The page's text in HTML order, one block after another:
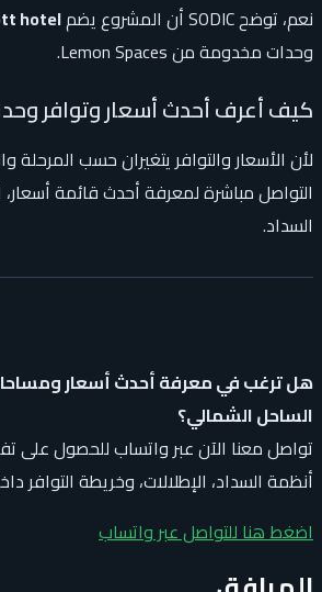
نعم، توضح SODIC أن المشروع يضم hotel
وحدات مخدومة من Lemon Spaces.
كيف أعرف أحدث أسعار وتوافر
لأن الأسعار والتوافر يتغيران حسب المرحلة
التواصل مباشرة لمعرفة أحدث قائمة
السداد.
هل ترغب في معرفة أحدث أسعار
الساحل الشمالي؟
تواصل معنا الآن عبر واتساب للحصول على
أنظمة السداد، الإطلالات، وخريطة التوافر
اضغط هنا للتواصل عبر واتساب